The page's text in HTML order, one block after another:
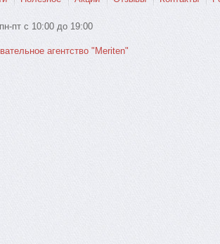
пт с 10:00 до 19:00
агентство "Meriten"